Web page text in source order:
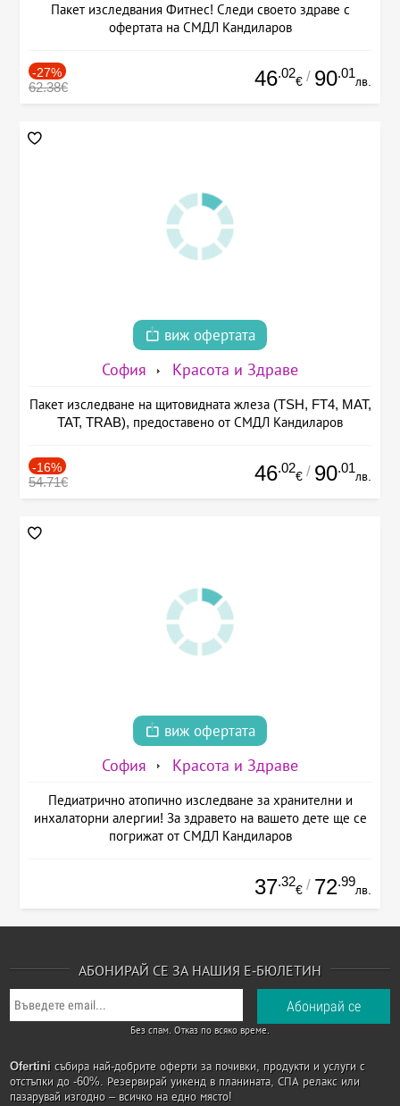
Пакет изследвания Фитнес! Следи своето здраве с
офертата на СМДЛ Кандиларов
-27%
62.38€ 46.02
€ / 90.01
лв.
виж офертата
София Красота и Здраве
Пакет изследване на щитовидната жлеза (TSH, FT4, MAT,
TAT, TRAB), предоставено от СМДЛ Кандиларов
-16%
54.71€ 46.02
€ / 90.01
лв.
виж офертата
София Красота и Здраве
Педиатрично атопично изследване за хранителни и
инхалаторни алергии! За здравето на вашето дете ще се
погрижат от СМДЛ Кандиларов
37.32
€ / 72.99
лв.
АБОНИРАЙ СЕ ЗА НАШИЯ Е-БЮЛЕТИН
Без спам. Отказ по всяко време.
Ofertini събира най-добрите оферти за почивки, продукти и услуги с
отстъпки до -60%. Резервирай уикенд в планината, СПА релакс или
пазарувай изгодно – всичко на едно място!